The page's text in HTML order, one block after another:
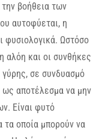
βοήθεια των
αυτοφύεται, η
φυσιολογικά. Ωστόσο
αλόη και οι συνθήκες
γύρης, σε συνδυασμό
ως αποτέλεσμα να μην
Είναι φυτό
τα οποία μπορούν να